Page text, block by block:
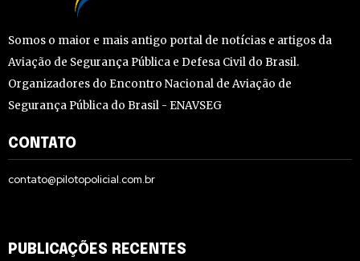
Somos o maior e mais antigo portal de notícias e artigos da
Aviação de Segurança Pública e Defesa Civil do Brasil.
Organizadores do Encontro Nacional de Aviação de
Segurança Pública do Brasil - ENAVSEG
CONTATO
contato@pilotopolicial.com.br
PUBLICAÇÕES RECENTES